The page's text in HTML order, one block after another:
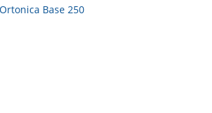
Base 250